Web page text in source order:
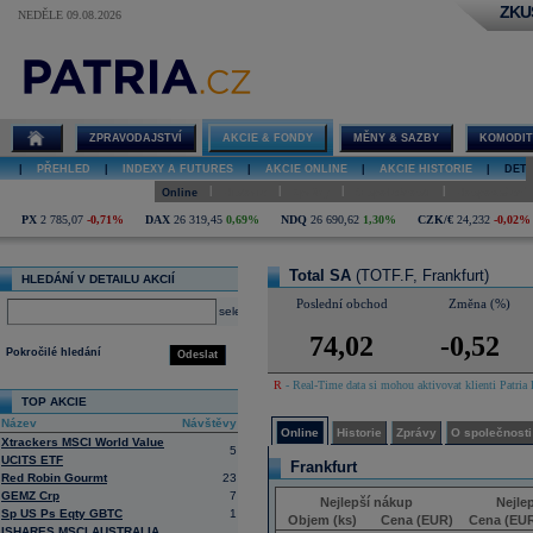
NEDĚLE 09.08.2026
Total SA online
ZPRAVODAJSTVÍ AKCIE & FONDY MĚNY & SAZBY
PŘEHLED INDEXY A FUTURES AKCIE ONLINE AKCIE HISTORIE
Online
PX 2 785,07 -0,71% DAX 26 319,45 0,69% NDQ 26 690,62 1,30% CZK/€ 24,232 -0,02%
HLEDÁNÍ V DETAILU AKCIÍ
select
Odeslat
Pokročilé hledání
TOP AKCIE
Název
Návštěvy
Xtrackers MSCI World Value
UCITS ETF
5
Red Robin Gourmt
23
GEMZ Crp
7
Sp US Ps Eqty GBTC
1
Total SA (TOTF.F, Frankfurt)
Poslední obchod Změna (%)
74,02 -0,52
R - Real-Time data si mohou aktivovat klienti
Online Historie Zprávy O společnosti
Frankfurt
Nejlepší nákup
Objem (ks)
Cena (EUR)
Cena